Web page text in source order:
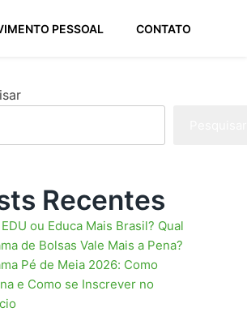
PESSOAL CONTATO
Recentes
ou Educa Mais Brasil? Qual
de Bolsas Vale Mais a Pena?
Pé de Meia 2026: Como
e Como se Inscrever no